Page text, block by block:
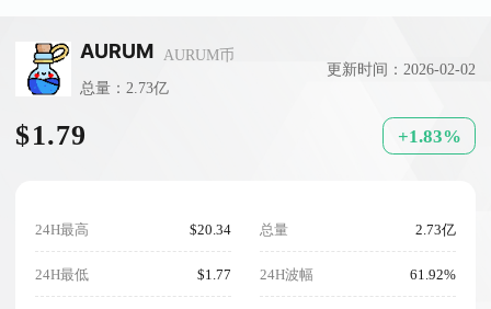
AURUM
AURUM币
总量：2.73亿
更新时间：2026-02-02
$1.79 +1.83%
24H最高 $20.34
24H最低 $1.77
总量 2.73亿
24H波幅 61.92%